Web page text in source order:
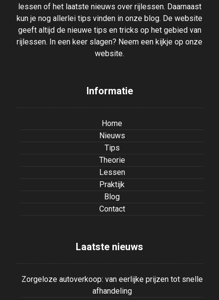
lessen of het laatste nieuws over rijlessen. Daarnaast
kun je nog allerlei tips vinden in onze blog. De website
geeft altijd de nieuwe tips en tricks op het gebied van
rijlessen. In een keer slagen? Neem een kijkje op onze
website.
Informatie
Home
Nieuws
Tips
Theorie
Lessen
Praktijk
Blog
Contact
Laatste nieuws
Zorgeloze autoverkoop: van eerlijke prijzen tot snelle
afhandeling